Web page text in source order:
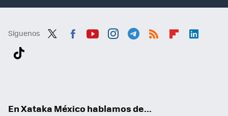
Síguenos
En Xataka México hablamos de...